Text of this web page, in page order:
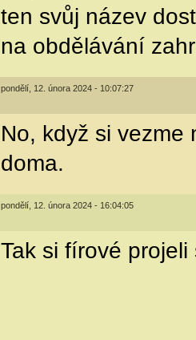
ten svůj název
na obdělávání
pondělí, 12. února 2024 - 10:07:27
No, když si
doma.
pondělí, 12. února 2024 - 16:04:05
Tak si fírové